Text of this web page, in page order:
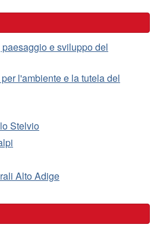
e sviluppo del
l'ambiente e la tutela del
Stelvio
Alto Adige